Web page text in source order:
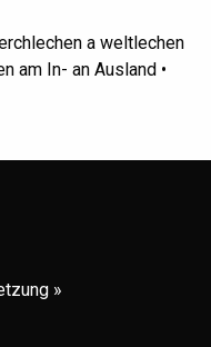
a weltlechen
am In- an Ausland •
»